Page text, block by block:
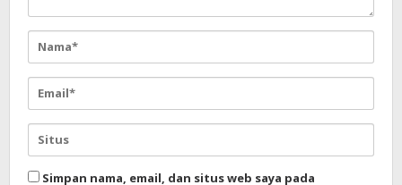
Simpan nama, email, dan situs web saya pada